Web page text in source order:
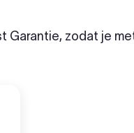
zodat je